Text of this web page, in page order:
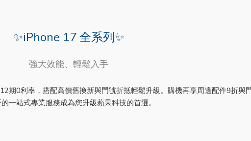
✨iPhone 17 全系列✨
強大效能、輕鬆入手
期0利率，搭配高價舊換新與門號折抵輕鬆升級。購機再享周邊配件9折與
一站式專業服務成為您升級蘋果科技的首選。